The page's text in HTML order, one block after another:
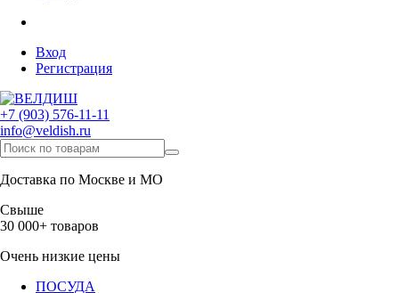
Вход
Регистрация
+7 (903) 576-11-11
info@veldish.ru
Доставка по Москве и МО
Свыше
30 000+ товаров
Очень низкие цены
ПОСУДА